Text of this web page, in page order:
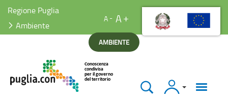
Regione Puglia
Ambiente
A A
AMBIENTE
Accedi